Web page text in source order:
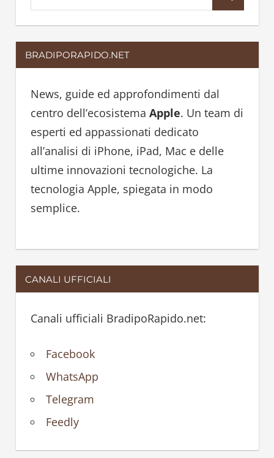
e
a
r
c
e
a
BRADIPORAPIDO.NET
News, guide ed approfondimenti dal
centro dell’ecosistema Apple. Un team di
esperti ed appassionati dedicato
all’analisi di iPhone, iPad, Mac e delle
ultime innovazioni tecnologiche. La
tecnologia Apple, spiegata in modo
semplice.
CANALI UFFICIALI
Canali ufficiali BradipoRapido.net:
Facebook
WhatsApp
Telegram
Feedly